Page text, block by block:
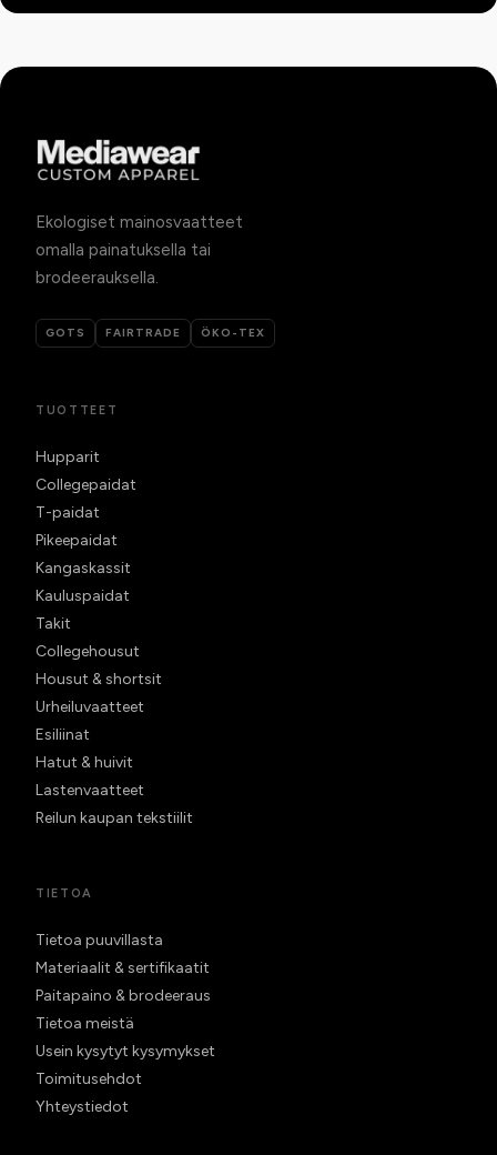
Ekologiset mainosvaatteet
omalla painatuksella tai
brodeerauksella.
GOTS FAIRTRADE ÖKO-TEX
TUOTTEET
Hupparit
Collegepaidat
T-paidat
Pikeepaidat
Kangaskassit
Kauluspaidat
Takit
Collegehousut
Housut & shortsit
Urheiluvaatteet
Esiliinat
Hatut & huivit
Lastenvaatteet
Reilun kaupan tekstiilit
TIETOA
Tietoa puuvillasta
Materiaalit & sertifikaatit
Paitapaino & brodeeraus
Tietoa meistä
Usein kysytyt kysymykset
Toimitusehdot
Yhteystiedot